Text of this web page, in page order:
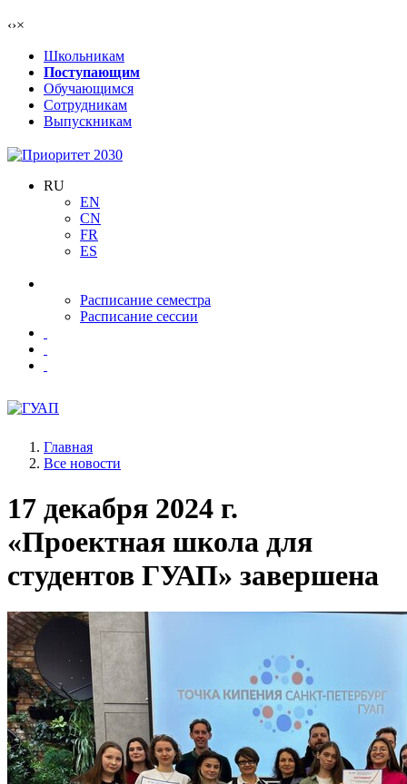
‹›×
Школьникам
Поступающим
Обучающимся
Сотрудникам
Выпускникам
RU
EN
CN
FR
ES
Расписание семестра
Расписание сессии
Главная
Все новости
17 декабря 2024 г.
«Проектная школа для
студентов ГУАП» завершена